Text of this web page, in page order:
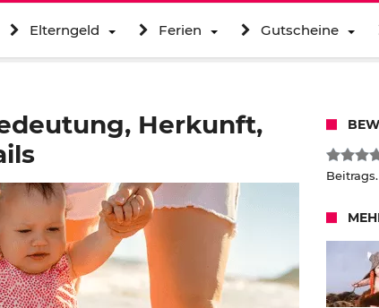
Elterngeld Ferien Gutscheine
Herkunft,
Beitrags.